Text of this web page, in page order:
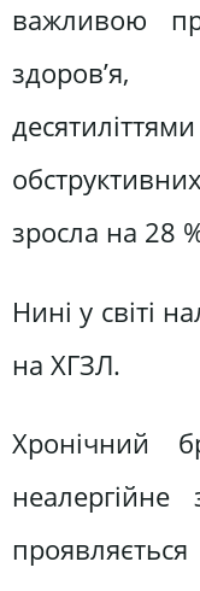
важливою
зросла на 28
Нині у світі
на ХГЗЛ.
Хронічний